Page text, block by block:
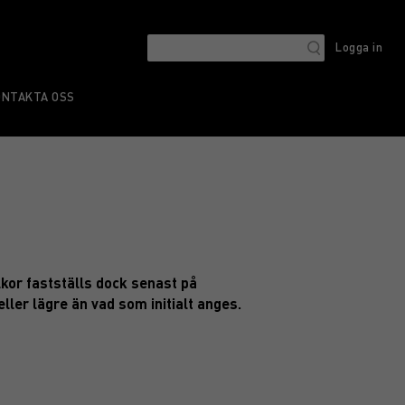
Logga in
OSS
fastställs dock senast på
lägre än vad som initialt anges.